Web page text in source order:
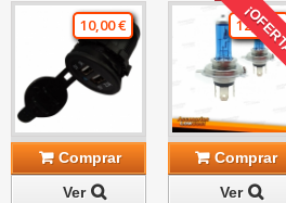
10,00 €
Comprar
Ver
12,00 €
Comprar
Ver